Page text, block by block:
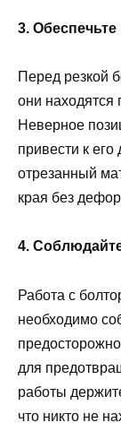
3.
Перед резкой
они находятся
Неверное
привести к
отрезанный
края без
4.
Работа с
необходимо
для
работы
что никто не